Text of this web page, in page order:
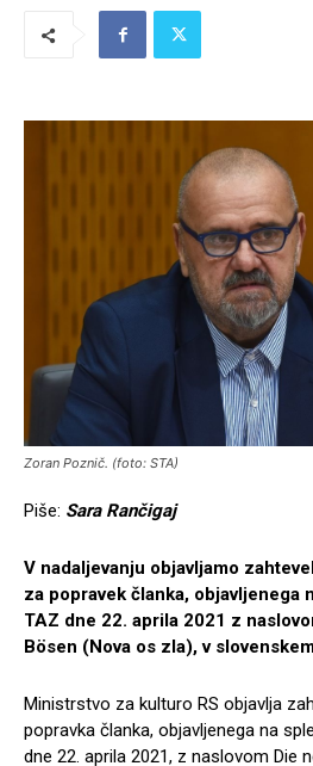
Zoran Poznič. (foto: STA)
Piše: Sara Rančigaj
V nadaljevanju objavljamo
za popravek članka, objavljenega
TAZ dne 22. aprila 2021 z
Bösen (Nova os zla), v
Ministrstvo za kulturo RS objavlja
popravka članka, objavljenega na
dne 22. aprila 2021, z naslovom Die